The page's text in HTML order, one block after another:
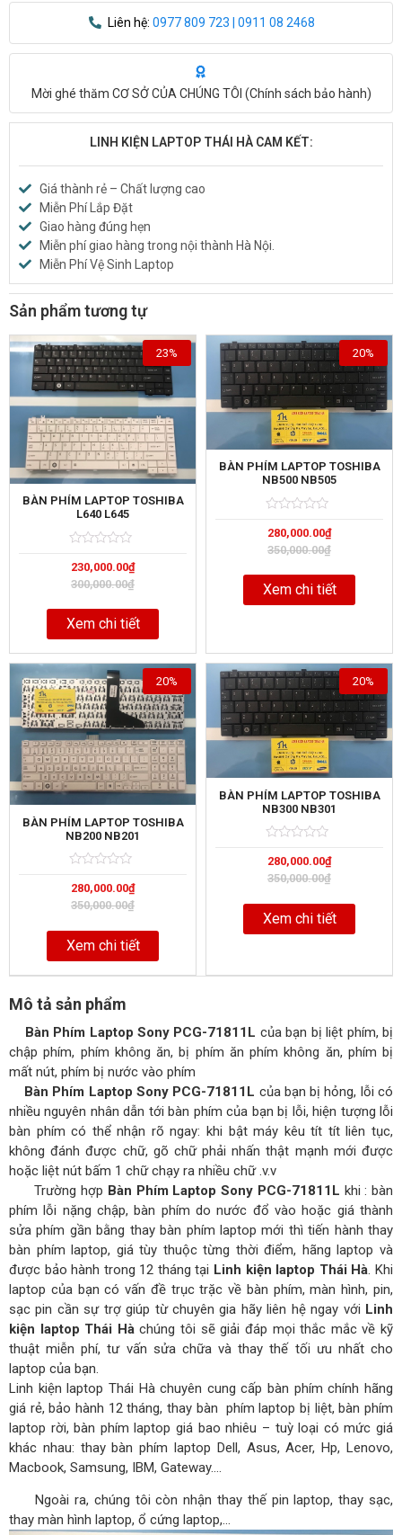
Liên hệ: 0977 809 723 | 0911 08 2468
Mời ghé thăm CƠ SỞ CỦA CHÚNG TÔI (Chính sách bảo hành)
LINH KIỆN LAPTOP THÁI HÀ CAM KẾT:
Giá thành rẻ – Chất lượng cao
Miễn Phí Lắp Đặt
Giao hàng đúng hẹn
Miễn phí giao hàng trong nội thành Hà Nội.
Miễn Phí Vệ Sinh Laptop
Sản phẩm tương tự
BÀN PHÍM LAPTOP TOSHIBA
L640 L645
0
out
of
300,000.00₫
230,000.00₫
23%
Xem chi tiết
BÀN PHÍM LAPTOP TOSHIBA
NB500 NB505
0
out
of
350,000.00₫
280,000.00₫
20%
Xem chi tiết
BÀN PHÍM LAPTOP TOSHIBA
NB200 NB201
0
out
of
350,000.00₫
280,000.00₫
20%
Xem chi tiết
BÀN PHÍM LAPTOP TOSHIBA
NB300 NB301
0
out
of
350,000.00₫
280,000.00₫
20%
Xem chi tiết
Mô tả sản phẩm
Bàn Phím Laptop Sony PCG-71811L của bạn bị liệt phím, bị
chập phím, phím không ăn, bị phím ăn phím không ăn, phím bị
mất nút, phím bị nước vào phím
Bàn Phím Laptop Sony PCG-71811L của bạn bị hỏng, lỗi có
nhiều nguyên nhân dẫn tới bàn phím của bạn bị lỗi, hiện tượng lỗi
bàn phím có thể nhận rõ ngay: khi bật máy kêu tít tít liên tục,
không đánh được chữ, gõ chữ phải nhấn thật mạnh mới được
hoặc liệt nút bấm 1 chữ chạy ra nhiều chữ .v.v
Trường hợp Bàn Phím Laptop Sony PCG-71811L khi : bàn
phím lỗi nặng chập, bàn phím do nước đổ vào hoặc giá thành
sửa phím gần bằng thay bàn phím laptop mới thì tiến hành thay
bàn phím laptop, giá tùy thuộc từng thời điểm, hãng laptop và
được bảo hành trong 12 tháng tại Linh kiện laptop Thái Hà . Khi
laptop của bạn có vấn đề trục trặc về bàn phím, màn hình, pin,
sạc pin cần sự trợ giúp từ chuyên gia hãy liên hệ ngay với Linh
kiện laptop Thái Hàchúng tôi sẽ giải đáp mọi thắc mắc về kỹ
thuật miễn phí, tư vấn sửa chữa và thay thế tối ưu nhất cho
laptop của bạn.
Linh kiện laptop Thái Hà chuyên cung cấp bàn phím chính hãng
giá rẻ, bảo hành 12 tháng, thay bàn phím laptop bị liệt, bàn phím
laptop rời, bàn phím laptop giá bao nhiêu – tuỳ loại có mức giá
khác nhau: thay bàn phím laptop Dell, Asus, Acer, Hp, Lenovo,
Macbook, Samsung, IBM, Gateway….
Ngoài ra, chúng tôi còn nhận thay thế pin laptop, thay sạc,
thay màn hình laptop, ổ cứng laptop,…